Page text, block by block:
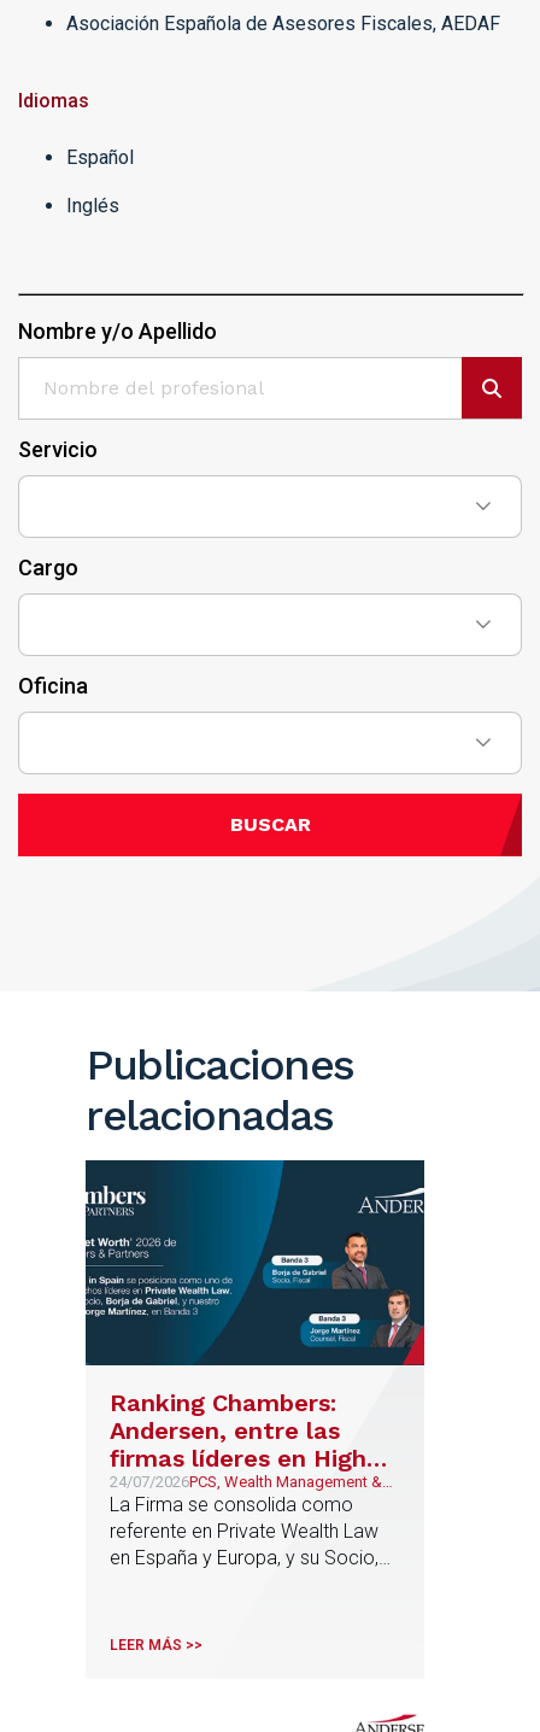
Asociación Española de Asesores Fiscales, AEDAF
Idiomas
Español
Inglés
Nombre y/o Apellido
Servicio
Cargo
Oficina
BUSCAR
Publicaciones
relacionadas
Ranking Chambers:
Andersen, entre las
firmas líderes en High
Net Worth en España y
Europa
24/07/2026PCS, Wealth Management &
Family Business
La Firma se consolida como
referente en Private Wealth Law
en España y Europa, y su Socio,
como uno de los profesionales
LEER MÁS >>